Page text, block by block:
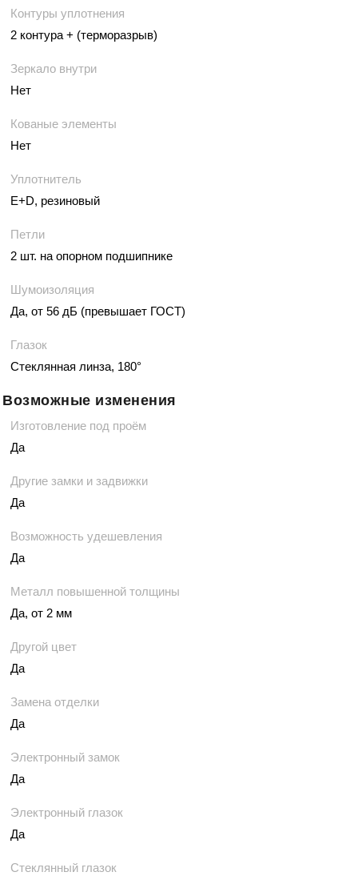
Контуры уплотнения
2 контура + (терморазрыв)
Зеркало внутри
Нет
Кованые элементы
Нет
Уплотнитель
E+D, резиновый
Петли
2 шт. на опорном подшипнике
Шумоизоляция
Да, от 56 дБ (превышает ГОСТ)
Глазок
Стеклянная линза, 180°
Возможные изменения
Изготовление под проём
Да
Другие замки и задвижки
Да
Возможность удешевления
Да
Металл повышенной толщины
Да, от 2 мм
Другой цвет
Да
Замена отделки
Да
Электронный замок
Да
Электронный глазок
Да
Стеклянный глазок